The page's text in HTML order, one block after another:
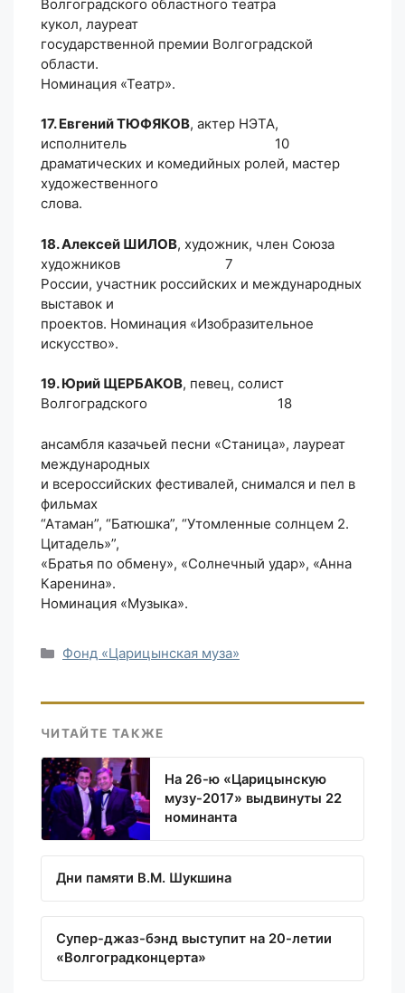
Волгоградского областного театра
кукол, лауреат
государственной премии Волгоградской
области.
Номинация «Театр».
17. Евгений ТЮФЯКОВ, актер НЭТА,
исполнитель 10
драматических и комедийных ролей, мастер
художественного
слова.
18. Алексей ШИЛОВ, художник, член Союза
художников 7
России, участник российских и международных
выставок и
проектов. Номинация «Изобразительное
искусство».
19. Юрий ЩЕРБАКОВ, певец, солист
Волгоградского 18
ансамбля казачьей песни «Станица», лауреат
международных
и всероссийских фестивалей, снимался и пел в
фильмах
“Атаман”, “Батюшка”, “Утомленные солнцем 2.
Цитадель»”,
«Братья по обмену», «Солнечный удар», «Анна
Каренина».
Номинация «Музыка».
Рубрики
Фонд «Царицынская муза»
ЧИТАЙТЕ ТАКЖЕ
На 26-ю «Царицынскую
музу-2017» выдвинуты 22
номинанта
Дни памяти В.М. Шукшина
Супер-джаз-бэнд выступит на 20-летии
«Волгоградконцерта»